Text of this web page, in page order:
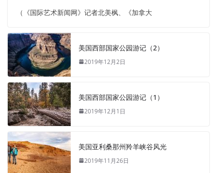
（《国际艺术新闻网》记者北美枫、《加拿大
美国西部国家公园游记（2）
2019年12月2日
美国西部国家公园游记（1）
2019年12月1日
美国亚利桑那州羚羊峡谷风光
2019年11月26日